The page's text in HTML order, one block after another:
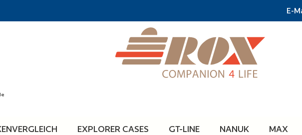
E-
EXPLORER CASES GT-LINE NANUK MAX